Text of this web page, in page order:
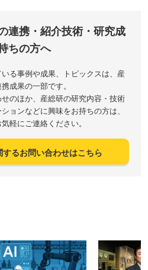
連携・紹介技術・研究成
ちの方へ
る事例や成果、トピックスは、産
成果の一部です。
のほか、産総研の研究内容・技術
ョンなどに興味をお持ちの方は、
軽にご連絡ください。
るお問い合わせはこちら